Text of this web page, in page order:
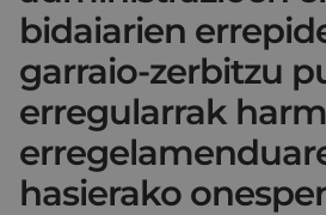
bidaiarien
garraio-zerbitzu
erregularrak
hasierako